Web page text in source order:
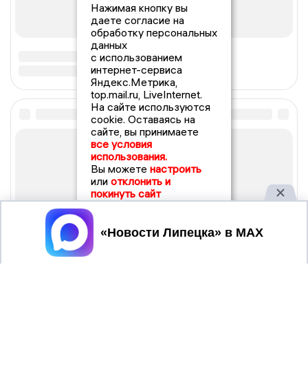
Нажимая кнопку вы
даете согласие на
обработку персональных
данных
с использованием
интернет-сервиса
Яндекс.Метрика,
top.mail.ru, LiveInternet.
На сайте используются
cookie. Оставаясь на
сайте, вы принимаете
все условия
использования.
Вы можете настроить
или отклонить и
покинуть сайт
Принять